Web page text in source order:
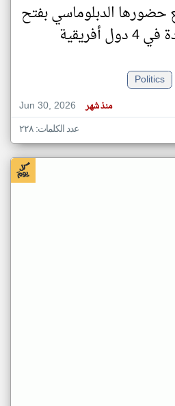
حضورها الدبلوماسي بفتح
أفريقية
Politics
Jun 30, 2026
منذ شهر
عدد الكلمات: ٢٢٨